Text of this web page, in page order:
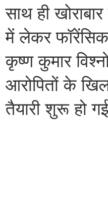
साथ ही
में लेकर
कृष्ण कुमार
आरोपितों के
तैयारी शुरू हो